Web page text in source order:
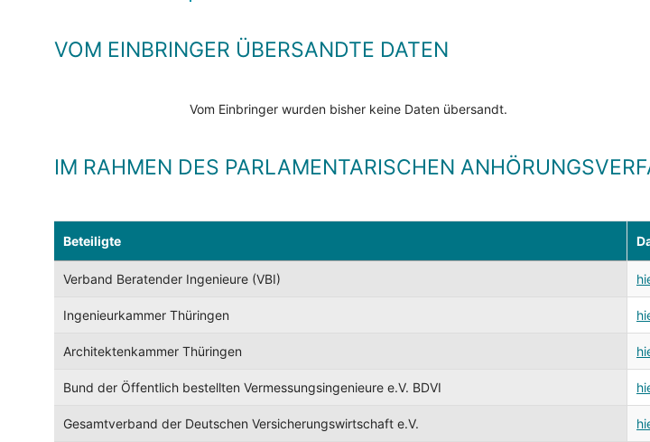
VOM EINBRINGER ÜBERSANDTE DATEN
Vom Einbringer wurden bisher keine Daten übersandt.
IM RAHMEN DES PARLAMENTARISCHEN
Beteiligte
Verband Beratender Ingenieure (VBI)
Ingenieurkammer Thüringen
Architektenkammer Thüringen
Bund der Öffentlich bestellten Vermessungsingenieure e.V. BDVI
Gesamtverband der Deutschen Versicherungswirtschaft e.V.